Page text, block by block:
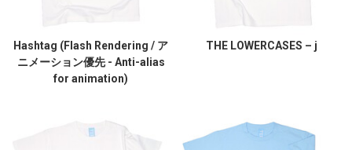
Hashtag (Flash Rendering / ア
ニメーション優先 - Anti-alias
for animation)
THE LOWERCASES – j